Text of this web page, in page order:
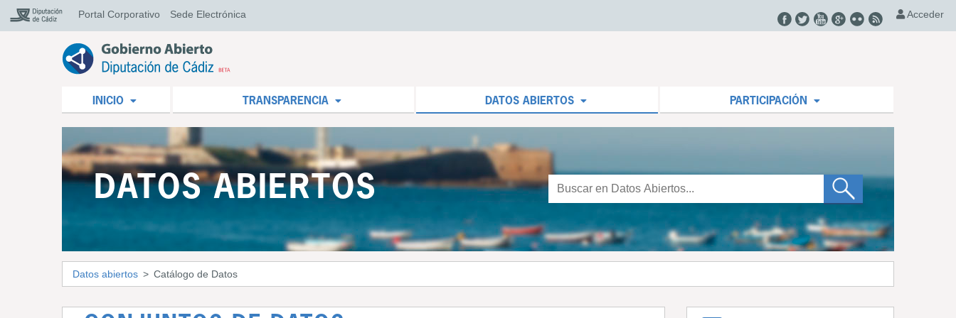
Portal Corporativo Sede Electrónica Acceder
INICIO TRANSPARENCIA DATOS ABIERTOS PARTICIPACIÓN
DATOS ABIERTOS
Datos abiertos Catálogo de Datos